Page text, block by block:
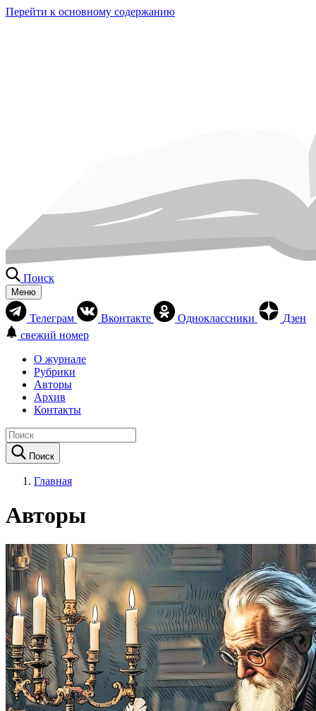
Перейти к основному содержанию
Поиск
Меню
Телеграм Вконтакте Одноклассники
Дзен
свежий номер
О журнале
Рубрики
Авторы
Архив
Контакты
Поиск
Главная
Авторы